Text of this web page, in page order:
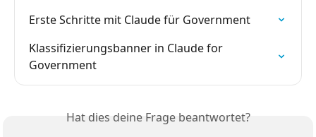
Erste Schritte mit Claude für Government
Klassifizierungsbanner in Claude for
Government
Hat dies deine Frage beantwortet?